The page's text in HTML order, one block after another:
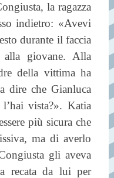
la ragazza
indietro: «Avevi
durante il faccia
giovane. Alla
della vittima ha
dire che Gianluca
vista?». Katia
più sicura che
ma di averlo
gli aveva
recata da lui per